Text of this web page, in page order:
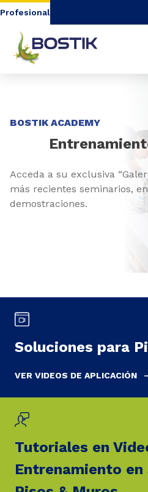
Go to content
Profesional
BOSTIK ACADEMY
Acceda a su exclusiva
más recientes seminarios,
demostraciones.
Soluciones para
VER VIDEOS DE APLICACIÓN
Tutoriales en
Entrenamiento